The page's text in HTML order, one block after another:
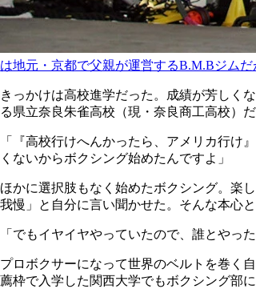
は地元・京都で父親が運営するB.M.Bジム
きっかけは高校進学だった。成績が芳しく
る県立奈良朱雀高校（現・奈良商工高校）だ
「『高校行けへんかったら、アメリカ行
くないからボクシング始めたんですよ」
ほかに選択肢もなく始めたボクシング。楽
我慢」と自分に言い聞かせた。そんな本心
「でもイヤイヤやっていたので、誰とや
プロボクサーになって世界のベルトを巻く
薦枠で入学した関西大学でもボクシング部